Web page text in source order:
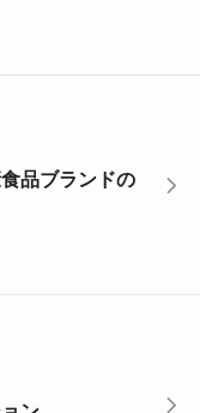
品ブランドの